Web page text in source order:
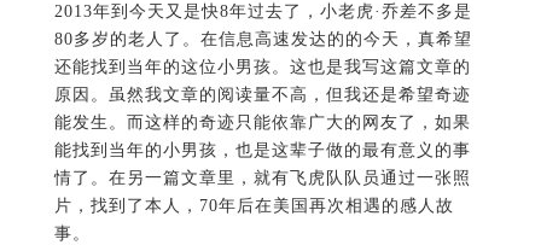
恳请网友帮我一起寻找这段70年的感人故事，谢谢！
来源：徒步漫谈 2021-03-05
新闻搜索